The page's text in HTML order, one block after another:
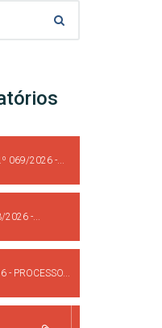
069/2026 -...
-...
PROCESSO...